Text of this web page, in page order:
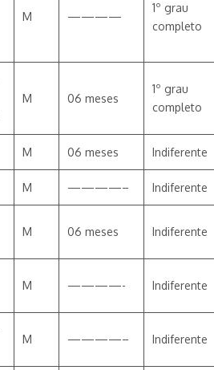
M ————
1º grau
completo
M 06 meses
1º grau
completo
M 06 meses Indiferente
M ————– Indiferente
M 06 meses Indiferente
M ————- Indiferente
M ————– Indiferente